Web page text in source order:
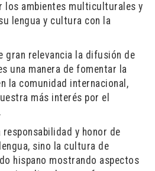
los ambientes multiculturales y
lengua y cultura con la
gran relevancia la difusión de
una manera de fomentar la
la comunidad internacional,
más interés por el
y honor de
sino la cultura de
hispano mostrando aspectos